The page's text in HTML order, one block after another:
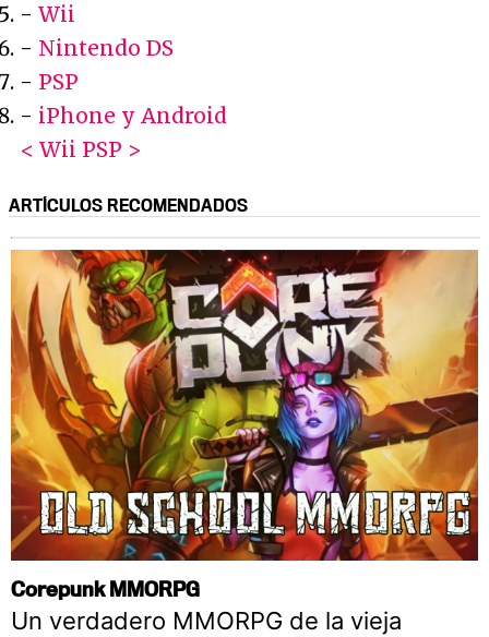
- Wii
- Nintendo DS
- PSP
- iPhone y Android
< Wii PSP >
ARTÍCULOS RECOMENDADOS
Corepunk MMORPG
Un verdadero MMORPG de la vieja